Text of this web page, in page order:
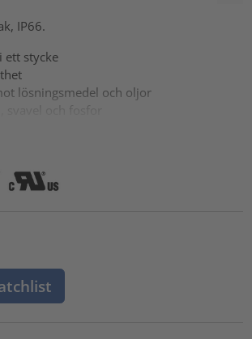
IP66.
ett stycke
lösningsmedel och oljor
svavel och fosfor